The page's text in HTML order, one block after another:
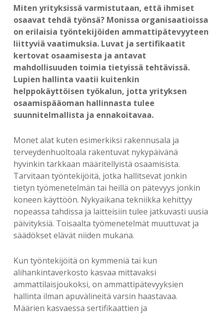
Miten yrityksissä varmistutaan, että ihmiset
osaavat tehdä työnsä? Monissa organisaatioissa
on erilaisia työntekijöiden ammattipätevyyteen
liittyviä vaatimuksia. Luvat ja sertifikaatit
kertovat osaamisesta ja antavat
mahdollisuuden toimia tietyissä tehtävissä.
Lupien hallinta vaatii kuitenkin
helppokäyttöisen työkalun, jotta yrityksen
osaamispääoman hallinnasta tulee
suunnitelmallista ja ennakoitavaa.
Monet alat kuten esimerkiksi rakennusala ja
terveydenhuoltoala rakentuvat nykypäivänä
hyvinkin tarkkaan määritellyistä osaamisista.
Tarvitaan työntekijöitä, jotka hallitsevat jonkin
tietyn työmenetelmän tai heillä on pätevyys jonkin
koneen käyttöön. Nykyaikana tekniikka kehittyy
nopeassa tahdissa ja laitteisiin tulee jatkuvasti uusia
päivityksiä. Toisaalta työmenetelmät muuttuvat ja
säädökset elävät niiden mukana.
Kun työntekijöitä on kymmeniä tai kun
alihankintaverkosto kasvaa mittavaksi
ammattilaisjoukoksi, on ammattipätevyyksien
hallinta ilman apuvälineitä varsin haastavaa.
Määrien kasvaessa sertifikaattien ja